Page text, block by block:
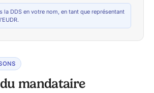
la DDS en votre nom, en tant que représentant
mandataire